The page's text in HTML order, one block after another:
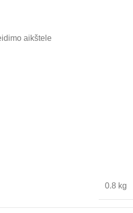
aikštele
0.8 kg